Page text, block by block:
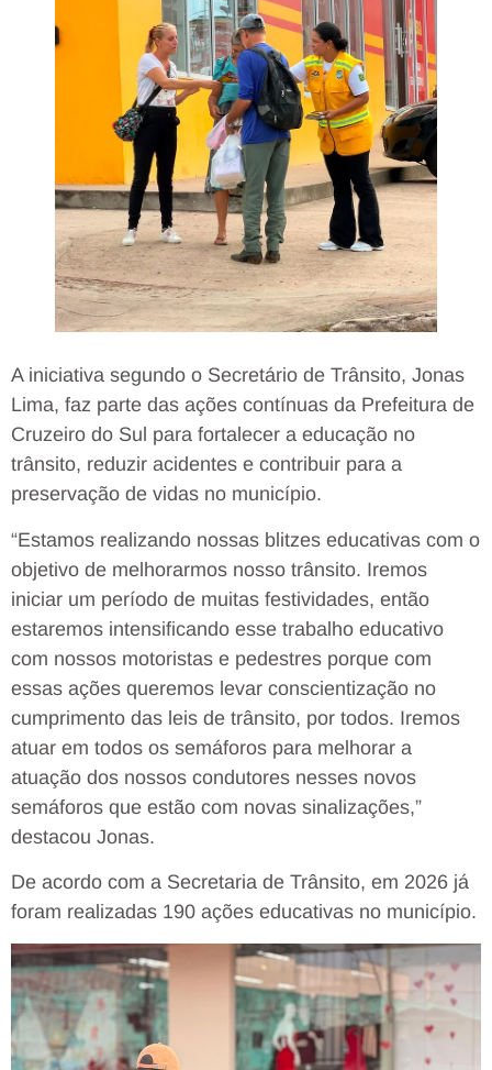
A iniciativa segundo o Secretário de Trânsito, Jonas
Lima, faz parte das ações contínuas da Prefeitura de
Cruzeiro do Sul para fortalecer a educação no
trânsito, reduzir acidentes e contribuir para a
preservação de vidas no município.
“Estamos realizando nossas blitzes educativas com o
objetivo de melhorarmos nosso trânsito. Iremos
iniciar um período de muitas festividades, então
estaremos intensificando esse trabalho educativo
com nossos motoristas e pedestres porque com
essas ações queremos levar conscientização no
cumprimento das leis de trânsito, por todos. Iremos
atuar em todos os semáforos para melhorar a
atuação dos nossos condutores nesses novos
semáforos que estão com novas sinalizações,”
destacou Jonas.
De acordo com a Secretaria de Trânsito, em 2026 já
foram realizadas 190 ações educativas no município.